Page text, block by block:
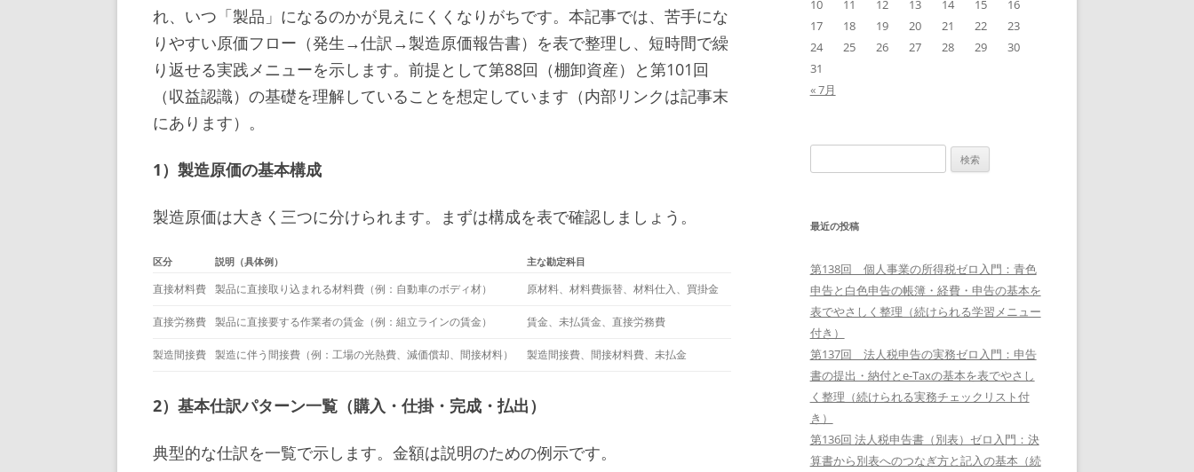
れ、いつ「製品」になるのかが見えにくくなりがちです。本記事では、苦手にな
りやすい原価フロー（発生→仕訳→製造原価報告書）を表で整理し、短時間で繰
り返せる実践メニューを示します。前提として第88回（棚卸資産）と第101回
（収益認識）の基礎を理解していることを想定しています（内部リンクは記事末
にあります）。
1）製造原価の基本構成
製造原価は大きく三つに分けられます。まずは構成を表で確認しましょう。
区分 説明（具体例） 主な勘定科目
直接材料費 製品に直接取り込まれる材料費（例：自動車のボディ材） 原材料、材料費振替、材料仕入、買掛金
直接労務費 製品に直接要する作業者の賃金（例：組立ラインの賃金） 賃金、未払賃金、直接労務費
製造間接費 製造に伴う間接費（例：工場の光熱費、減価償却、間接材料） 製造間接費、間接材料費、未払金
2）基本仕訳パターン一覧（購入・仕掛・完成・払出）
典型的な仕訳を一覧で示します。金額は説明のための例示です。
10
11 12 13 14 15
16
17
18 19 20 21 22
23
24
25 26 27 28 29
30
31
« 7月
索:
最近の投稿
第138回 個人事業の所得税ゼロ入門：青色
申告と白色申告の帳簿・経費・申告の基本を
表でやさしく整理（続けられる学習メニュー
付き）
第137回 法人税申告の実務ゼロ入門：申告
書の提出・納付とe-Taxの基本を表でやさし
く整理（続けられる実務チェックリスト付
き）
第136回 法人税申告書（別表）ゼロ入門：決
算書から別表へのつなぎ方と記入の基本（続